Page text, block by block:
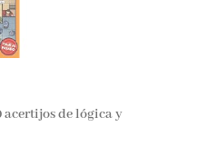
acertijos de lógica y